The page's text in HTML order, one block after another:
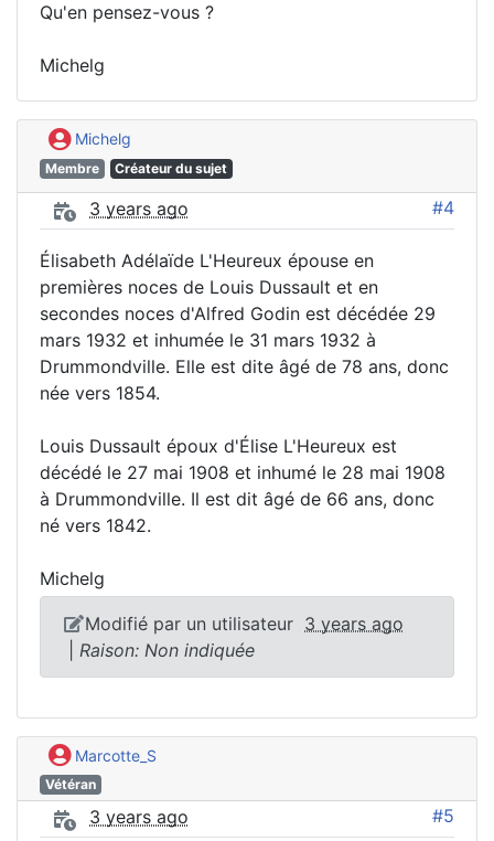
Qu'en pensez-vous ?
Michelg
Michelg
Membre Créateur du sujet
3 years ago #4
Élisabeth Adélaïde L'Heureux épouse en
premières noces de Louis Dussault et en
secondes noces d'Alfred Godin est décédée 29
mars 1932 et inhumée le 31 mars 1932 à
Drummondville. Elle est dite âgé de 78 ans, donc
née vers 1854.
Louis Dussault époux d'Élise L'Heureux est
décédé le 27 mai 1908 et inhumé le 28 mai 1908
à Drummondville. Il est dit âgé de 66 ans, donc
né vers 1842.
Michelg
Modifié par un utilisateur 3 years ago
Raison: Non indiquée
Marcotte_S
Vétéran
3 years ago #5